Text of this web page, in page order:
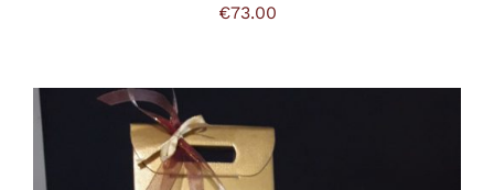
€73.00